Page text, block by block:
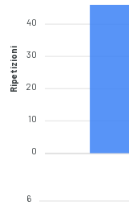
40
30
20
10
0
Ripetizioni
6